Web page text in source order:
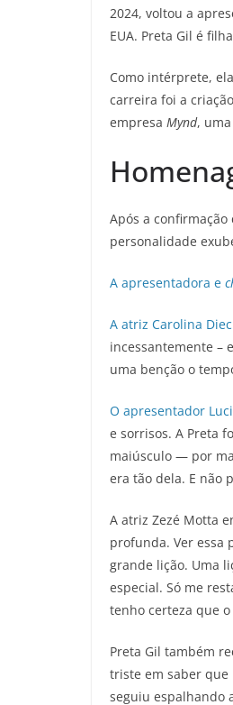
2024, voltou a
EUA. Preta Gil é
Como intérprete,
carreira foi a
empresa Mynd,
Após a
personalidade
A apresentadora e
A atriz Carolina
incessantemente –
uma benção o
O apresentador
e sorrisos. A Preta
maiúsculo — por
era tão dela. E não
A atriz Zezé Motta
profunda. Ver essa
grande lição. Uma
especial. Só me
tenho certeza que
Preta Gil também
triste em saber que
seguiu espalhando